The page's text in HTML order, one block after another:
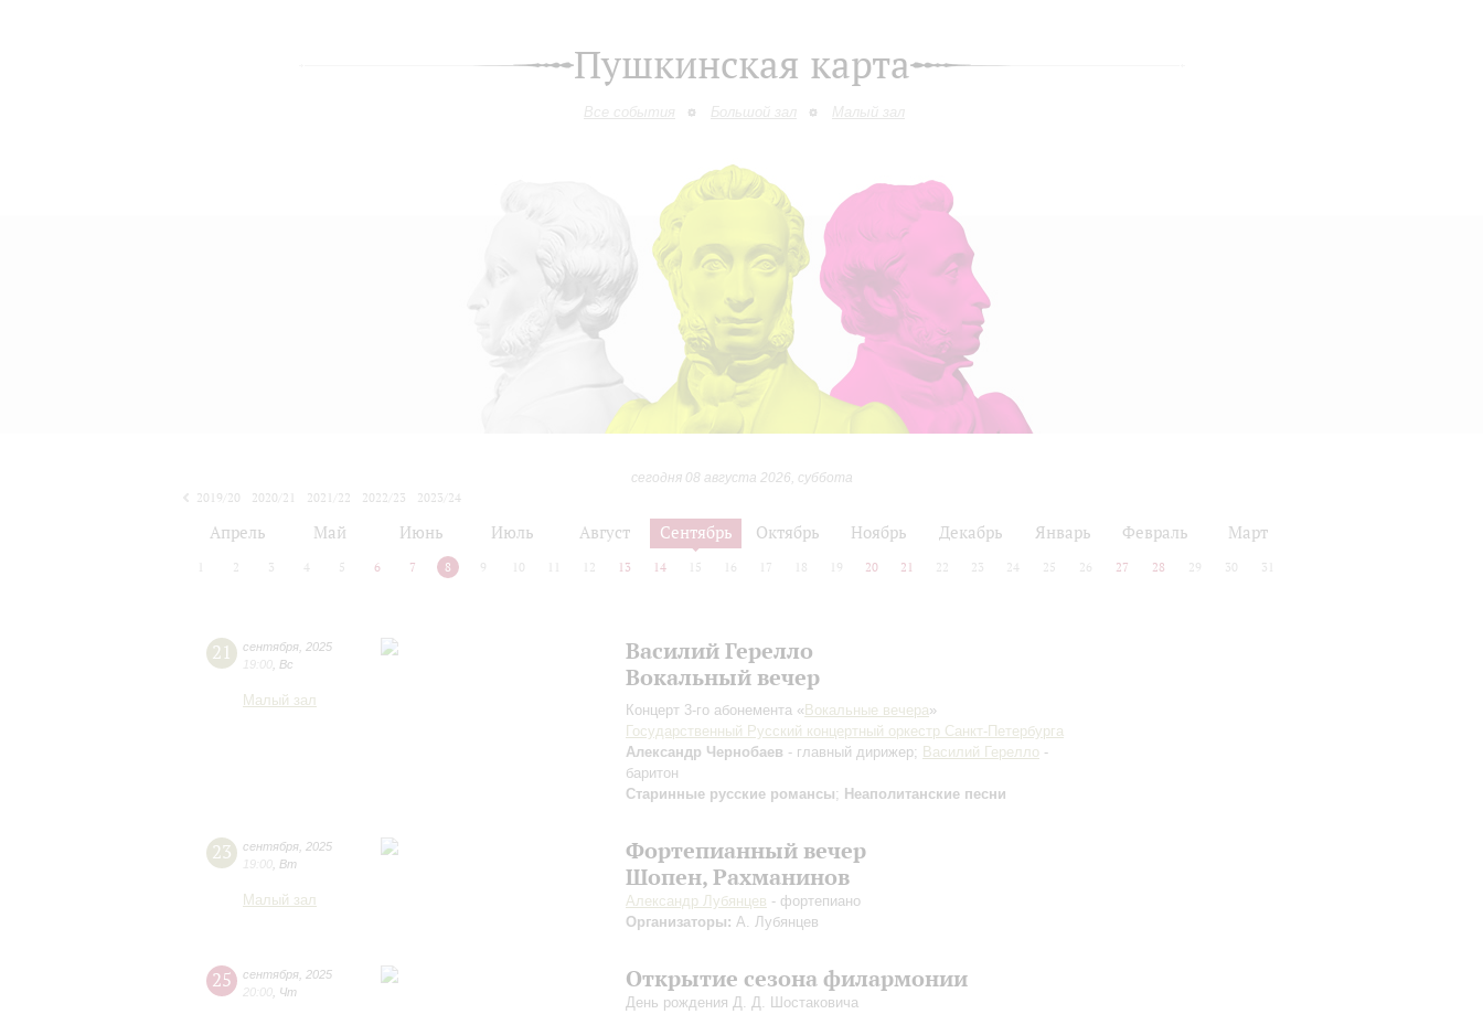
Пушкинская карта
Все события Большой зал Малый зал
сегодня 08 августа 2026, суббота
2019/20
2020/21 2021/22 2022/23
2023/24
Апрель Май Июнь Июль Август Сентябрь Октябрь Ноябрь Декабрь Январь Февраль Март
2 3 4 5 6 7 8 9 10 12 13 14 15 16 17 18 19 20 21 22 23 24 25 26 27 28 29 30 31
21 сентября 2025
19:00 Вс
Малый зал
Василий Герелло
Вокальный вечер
Концерт 3-го абонемента « Вокальные вечера»
Государственный Русский концертный оркестр Санкт-Петербурга
Александр Чернобаев - главный дирижер; Василий Герелло -
баритон
Старинные русские романсы; Неаполитанские песни
23 сентября 2025
19:00 Вт
Малый зал
Фортепианный вечер
Шопен, Рахманинов
Александр Лубянцев - фортепиано
Организаторы: А. Лубянцев
25 сентября 2025
20:00 Чт Открытие сезона филармонии
День рождения Д. Д. Шостаковича